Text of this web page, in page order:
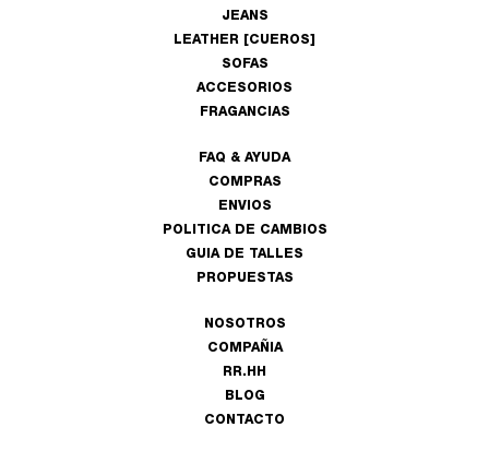
JEANS
LEATHER [CUEROS]
SOFAS
ACCESORIOS
FRAGANCIAS
FAQ & AYUDA
COMPRAS
ENVIOS
POLITICA DE CAMBIOS
GUIA DE TALLES
PROPUESTAS
NOSOTROS
COMPAÑIA
RR.HH
BLOG
CONTACTO